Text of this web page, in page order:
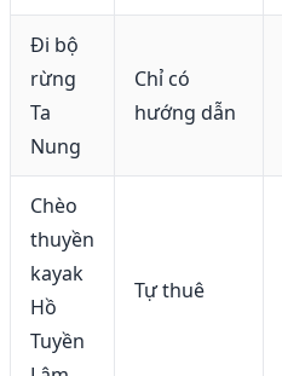
Đi bộ
rừng
Ta
Nung
Chỉ có
hướng dẫn
Chèo
thuyền
kayak
Hồ
Tuyền
Tự thuê